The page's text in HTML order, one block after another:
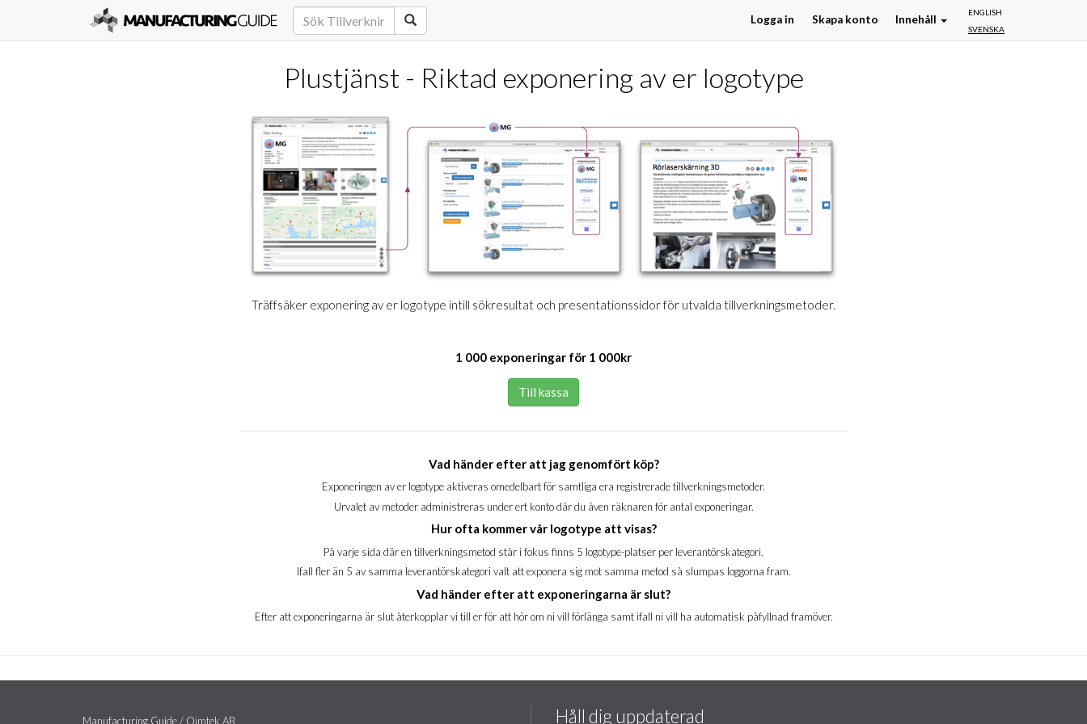
ENGLISH
SVENSKA
Logga in Skapa konto Innehåll
Plustjänst - Riktad exponering av er logotype
Träffsäker exponering av er logotype intill sökresultat och presentationssidor för utvalda tillverkningsmetoder.
1 000 exponeringar för 1 000kr
Till kassa
Vad händer efter att jag genomfört köp?
Exponeringen av er logotype aktiveras omedelbart för samtliga era registrerade tillverkningsmetoder.
Urvalet av metoder administreras under ert konto där du även räknaren för antal exponeringar.
Hur ofta kommer vår logotype att visas?
På varje sida där en tillverkningsmetod står i fokus finns 5 logotype-platser per leverantörskategori.
Ifall fler än 5 av samma leverantörskategori valt att exponera sig mot samma metod så slumpas loggorna fram.
Vad händer efter att exponeringarna är slut?
Efter att exponeringarna är slut återkopplar vi till er för att hör om ni vill förlänga samt ifall ni vill ha automatisk påfyllnad framöver.
Manufacturing Guide / Qimtek AB Håll dig uppdaterad